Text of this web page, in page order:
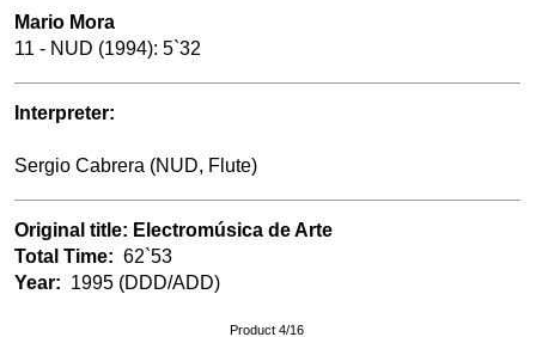
Mario Mora
11 - NUD (1994): 5`32
Interpreter:
Sergio Cabrera (NUD, Flute)
Original title: Electromúsica de Arte
Total Time: 62`53
Year: 1995 (DDD/ADD)
Product 4/16